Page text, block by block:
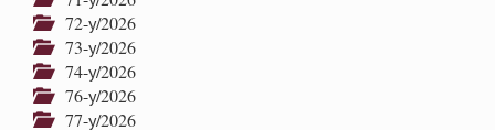
72-у/2026
73-у/2026
74-у/2026
76-у/2026
77-у/2026